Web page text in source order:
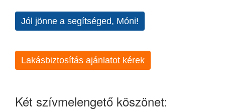
Jól jönne a segítséged, Móni!
Lakásbiztosítás ajánlatot kérek
Két szívmelengető köszönet: